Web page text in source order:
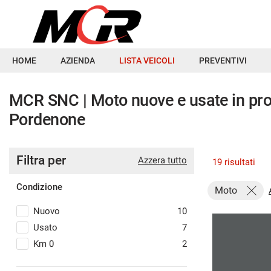
HOME
AZIENDA
LISTA VEICOLI
PREVENTIVI
PRENOTAZIONE ONLINE
CONTATTI
HOME AZIENDA LISTA VEICOLI PREVENTIVI
MCR SNC | Moto nuove e usate in
Pordenone
Azzera tutto
Filtra per
Condizione
Nuovo
10
Usato
7
Km 0
2
19 risultati
Moto
preferenze
di
Il
seguente
pannello
di
esprimere
tue
preferenze
di
consenso
alle
tecnologie